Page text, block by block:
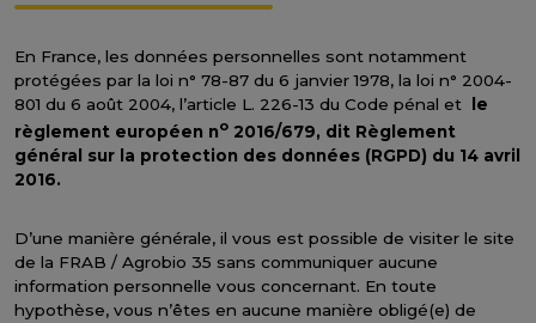
En France, les données personnelles sont notamment
protégées par la loi n° 78-87 du 6 janvier 1978, la loi n° 2004-
801 du 6 août 2004, l’article L. 226-13 du Code pénal et
le
règlement européen no 2016/679, dit Règlement
général sur la protection des données (RGPD) du 14 avril
2016.
D’une manière générale, il vous est possible de visiter le site
de la FRAB / Agrobio 35 sans communiquer aucune
information personnelle vous concernant. En toute
hypothèse, vous n’êtes en aucune manière obligé(e) de